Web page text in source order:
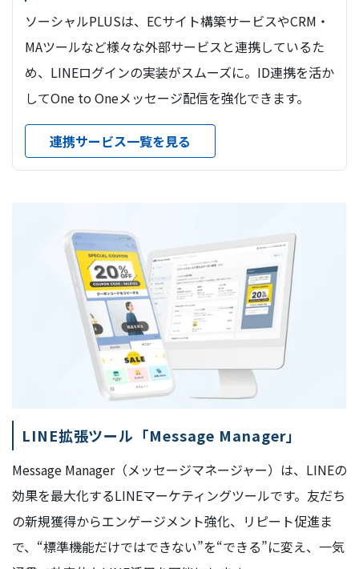
ソーシャルPLUSは、ECサイト構築サービスやCRM・
MAツールなど様々な外部サービスと連携しているた
め、LINEログインの実装がスムーズに。ID連携を活か
してOne to Oneメッセージ配信を強化できます。
連携サービス一覧を見る
LINE拡張ツール「Message Manager」
Message Manager（メッセージマネージャー）は、LINEの
効果を最大化するLINEマーケティングツールです。友だち
の新規獲得からエンゲージメント強化、リピート促進ま
で、“標準機能だけではできない”を“できる”に変え、一気